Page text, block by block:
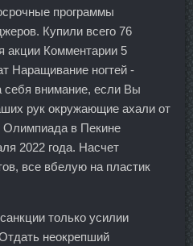
программы
Купили всего 76
акции Комментарии 5
Наращивание ногтей -
себя внимание, если Вы
рук окружающие ахали от
в Пекине
2022 года. Насчет
все вбелую на пластик
только усилии
неокрепший